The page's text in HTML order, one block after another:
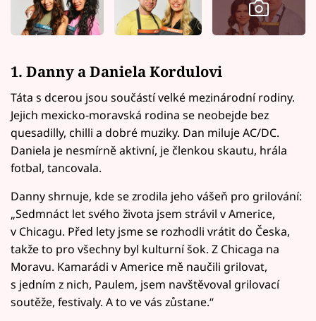
1. Danny a Daniela Kordulovi
Táta s dcerou jsou součástí velké mezinárodní rodiny.
Jejich mexicko-moravská rodina se neobejde bez
quesadilly, chilli a dobré muziky. Dan miluje AC/DC.
Daniela je nesmírně aktivní, je členkou skautu, hrála
fotbal, tancovala.
Danny shrnuje, kde se zrodila jeho vášeň pro grilování:
„Sedmnáct let svého života jsem strávil v Americe,
v Chicagu. Před lety jsme se rozhodli vrátit do Česka,
takže to pro všechny byl kulturní šok. Z Chicaga na
Moravu. Kamarádi v Americe mě naučili grilovat,
s jedním z nich, Paulem, jsem navštěvoval grilovací
soutěže, festivaly. A to ve vás zůstane.“